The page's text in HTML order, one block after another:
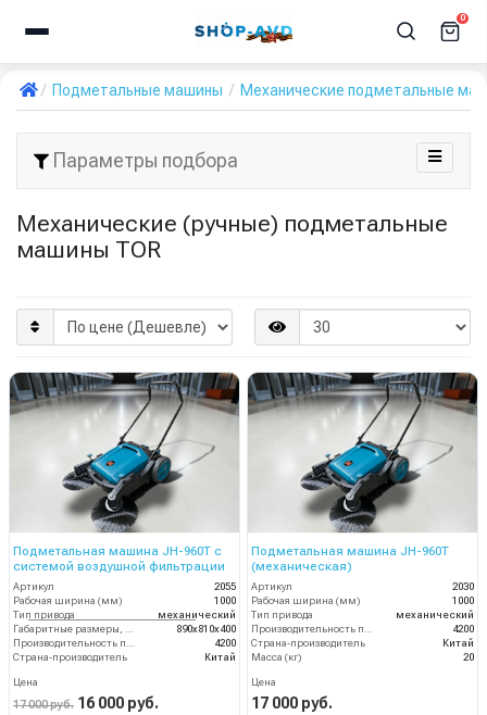
0
Подметальные машины Механические подметальные
Параметры подбора
Механические (ручные) подметальные
машины TOR
Подметальная машина JH-960T с
системой воздушной фильтрации
Артикул
2055
Рабочая ширина (мм)
1000
Тип привода
механический
890х810х400
4200
Страна-производитель
Китай
Цена
17 000 руб. 16 000 руб.
Подметальная машина JH-960T
(механическая)
Артикул
2030
Рабочая ширина (мм)
1000
Тип привода
механический
4200
Страна-производитель
Китай
Масса (кг)
20
Цена
17 000 руб.